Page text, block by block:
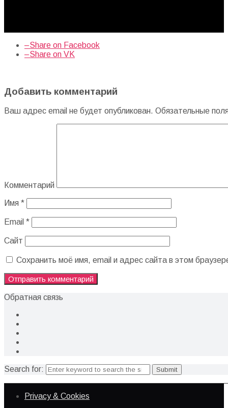
–Share on Facebook
–Share on VK
Добавить комментарий
Ваш адрес email не будет опубликован. Обязательные
Комментарий
Имя *
Email *
Сайт
Сохранить моё имя, email и адрес сайта в этом
Обратная связь
Search for:
Privacy & Cookies